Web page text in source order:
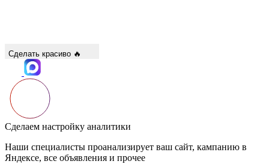
Сделать красиво 🔥
Сделаем настройку аналитики
Наши специалисты проанализирует ваш сайт, кампанию в
Яндексе, все объявления и прочее